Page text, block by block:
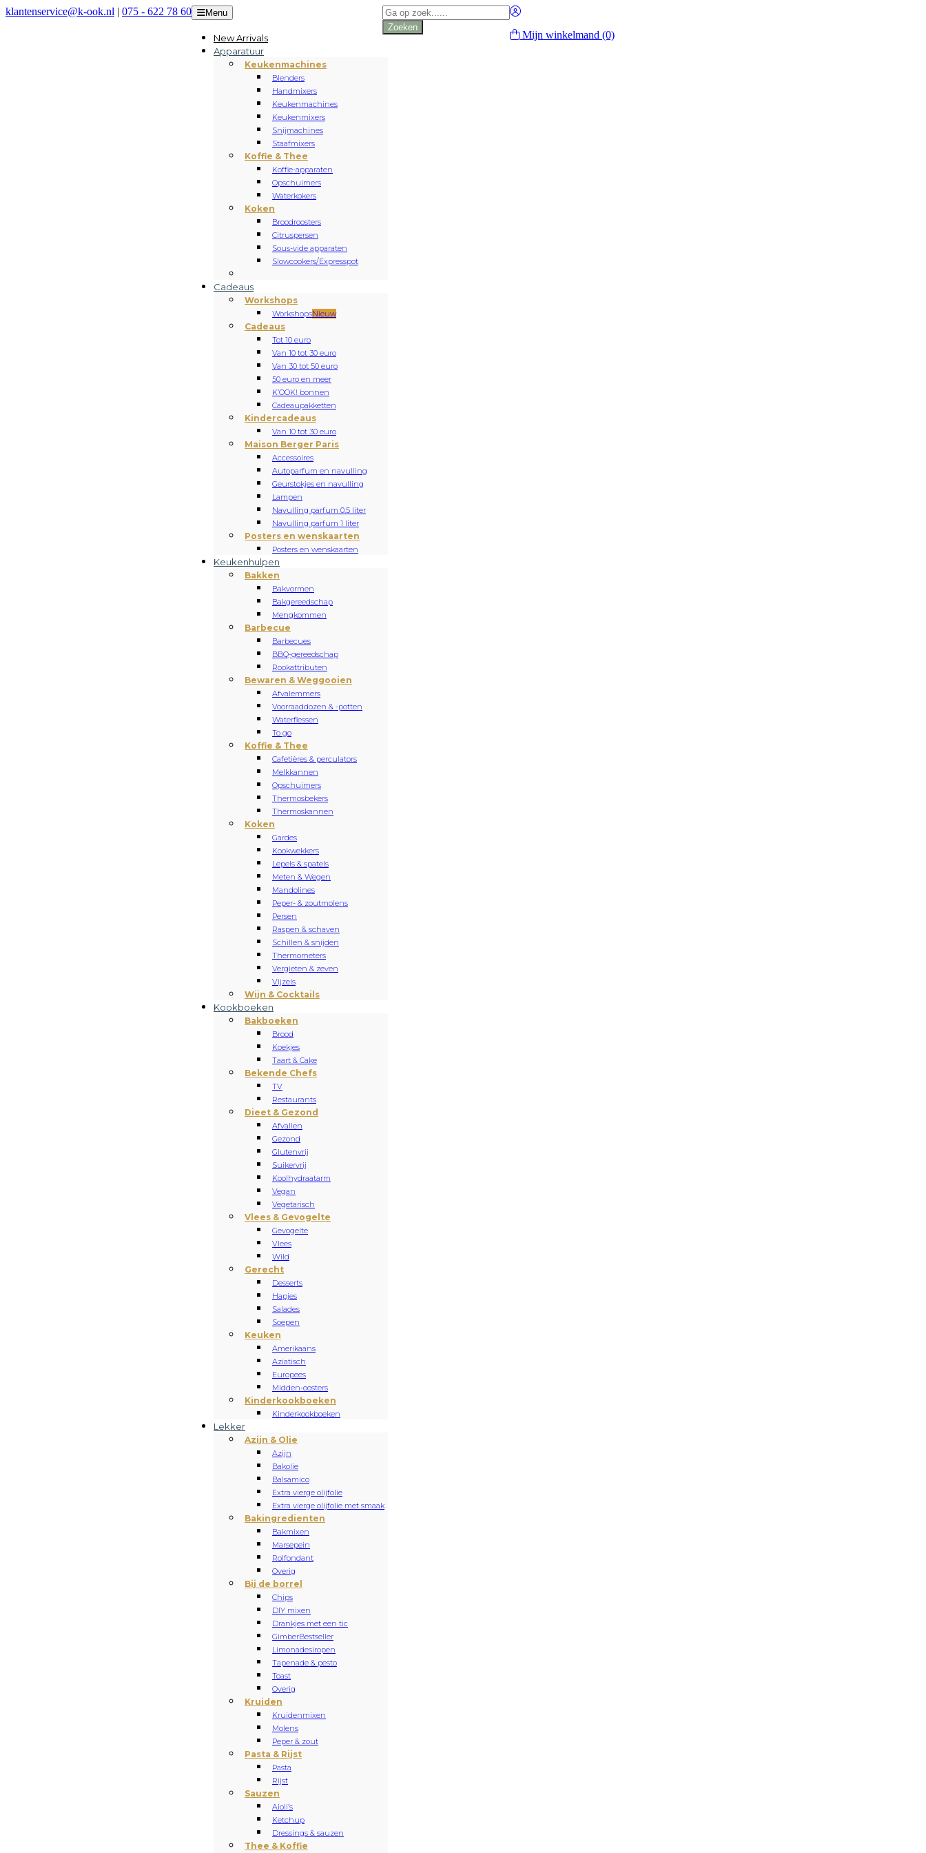
klantenservice@k-ook.nl | 075 - 622 78 60 Menu
New Arrivals
Apparatuur
Keukenmachines
Blenders
Handmixers
Keukenmachines
Keukenmixers
Snijmachines
Staafmixers
Koffie & Thee
Koffie-apparaten
Opschuimers
Waterkokers
Koken
Broodroosters
Citruspersen
Sous-vide apparaten
Slowcookers/Expresspot
Cadeaus
Workshops
WorkshopsNieuw
Cadeaus
Tot 10 euro
Van 10 tot 30 euro
Van 30 tot 50 euro
50 euro en meer
K’OOK! bonnen
Cadeaupakketten
Kindercadeaus
Van 10 tot 30 euro
Maison Berger Paris
Accessoires
Autoparfum en navulling
Geurstokjes en navulling
Lampen
Navulling parfum 0.5 liter
Navulling parfum 1 liter
Posters en wenskaarten
Posters en wenskaarten
Keukenhulpen
Bakken
Bakvormen
Bakgereedschap
Mengkommen
Barbecue
Barbecues
BBQ-gereedschap
Rookattributen
Bewaren & Weggooien
Afvalemmers
Voorraaddozen & -potten
Waterflessen
To go
Koffie & Thee
Cafetières & perculators
Melkkannen
Opschuimers
Thermosbekers
Thermoskannen
Koken
Gardes
Kookwekkers
Lepels & spatels
Meten & Wegen
Mandolines
Peper- & zoutmolens
Persen
Raspen & schaven
Schillen & snijden
Thermometers
Vergieten & zeven
Vijzels
Wijn & Cocktails
Kookboeken
Bakboeken
Brood
Koekjes
Taart & Cake
Bekende Chefs
TV
Restaurants
Dieet & Gezond
Afvallen
Gezond
Glutenvrij
Suikervrij
Koolhydraatarm
Vegan
Vegetarisch
Vlees & Gevogelte
Gevogelte
Vlees
Wild
Gerecht
Desserts
Hapjes
Salades
Soepen
Keuken
Amerikaans
Aziatisch
Europees
Midden-oosters
Kinderkookboeken
Kinderkookboeken
Lekker
Azijn & Olie
Azijn
Bakolie
Balsamico
Extra vierge olijfolie
Extra vierge olijfolie met smaak
Bakingredienten
Bakmixen
Marsepein
Rolfondant
Overig
Bij de borrel
Chips
DIY mixen
Drankjes met een tic
GimberBestseller
Limonadesiropen
Tapenade & pesto
Toast
Overig
Kruiden
Kruidenmixen
Molens
Peper & zout
Pasta & Rijst
Pasta
Rijst
Sauzen
Aioli’s
Ketchup
Dressings & sauzen
Thee & Koffie
Producten
zoeken
Zoeken
Mijn winkelmand (0)